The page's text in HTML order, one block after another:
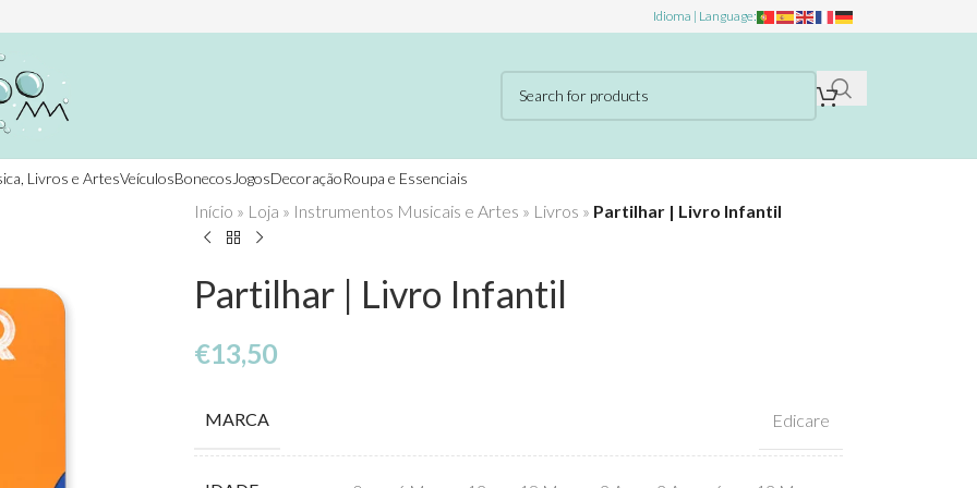
Idioma | Language:
Livros e ArtesVeículosBonecos JogosDecoraçãoRoupa e Essenciais
Início » Loja » Instrumentos Musicais e Artes » Livros » Partilhar | Livro Infantil
Partilhar | Livro Infantil
€13,50
MARCA Edicare